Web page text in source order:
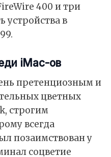
400 и три
устройства в
iMac-ов
претенциозным и
цветных
строгим
всегда
позаимствован у
соцветие